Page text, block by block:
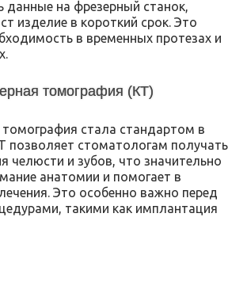
данные на фрезерный станок,
изделие в короткий срок. Это
в временных протезах и
томография (КТ)
стала стандартом в
позволяет стоматологам получать
челюсти и зубов, что значительно
анатомии и помогает в
Это особенно важно перед
такими как имплантация